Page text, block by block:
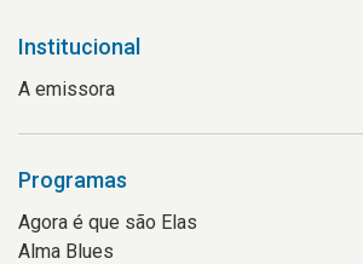
Institucional
A emissora
Programas
Agora é que são Elas
Alma Blues